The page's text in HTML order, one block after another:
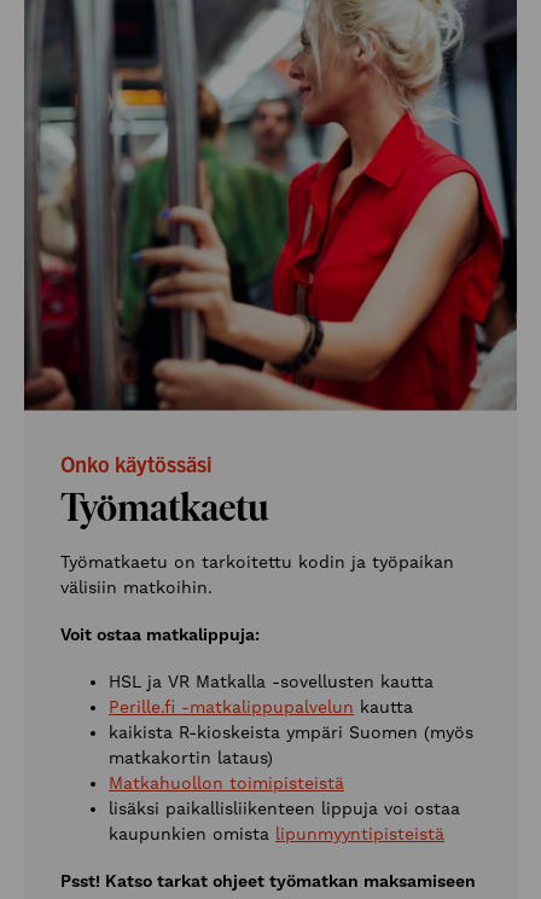
Onko käytössäsi
Työmatkaetu
Työmatkaetu on tarkoitettu kodin ja työpaikan
välisiin matkoihin.
Voit ostaa matkalippuja:
HSL ja VR Matkalla -sovellusten kautta
Perille.fi -matkalippupalvelun kautta
kaikista R-kioskeista ympäri Suomen (myös
matkakortin lataus)
Matkahuollon toimipisteistä
lisäksi paikallisliikenteen lippuja voi ostaa
kaupunkien omista lipunmyyntipisteistä
Psst! Katso tarkat ohjeet työmatkan maksamiseen